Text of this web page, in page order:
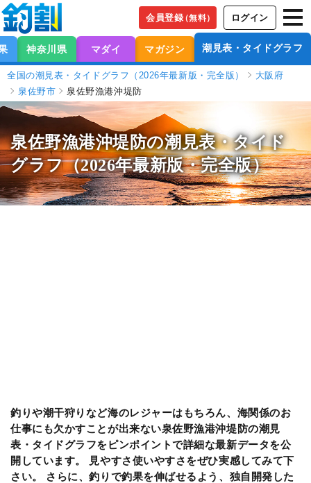
会員登録（無料） ログイン
神奈川県 マダイ マガジン 潮見表・タイドグラフ
全国の潮見表・タイドグラフ（2026年最新版・完全版）
大阪府
泉佐野市
泉佐野漁港沖堤防
泉佐野漁港沖堤防の潮見表・タイド
グラフ（2026年最新版・完全版）
釣りや潮干狩りなど海のレジャーはもちろん、海関係のお
仕事にも欠かすことが出来ない泉佐野漁港沖堤防の潮見
表・タイドグラフをピンポイントで詳細な最新データを公
開しています。 見やすさ使いやすさをぜひ実感してみて下
さい。 さらに、釣りで釣果を伸ばせるよう、独自開発した